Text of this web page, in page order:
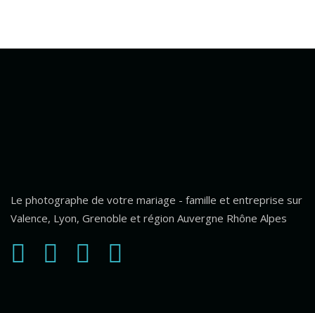
Le photographe de votre mariage - famille et entreprise sur
Valence, Lyon, Grenoble et région Auvergne Rhône Alpes